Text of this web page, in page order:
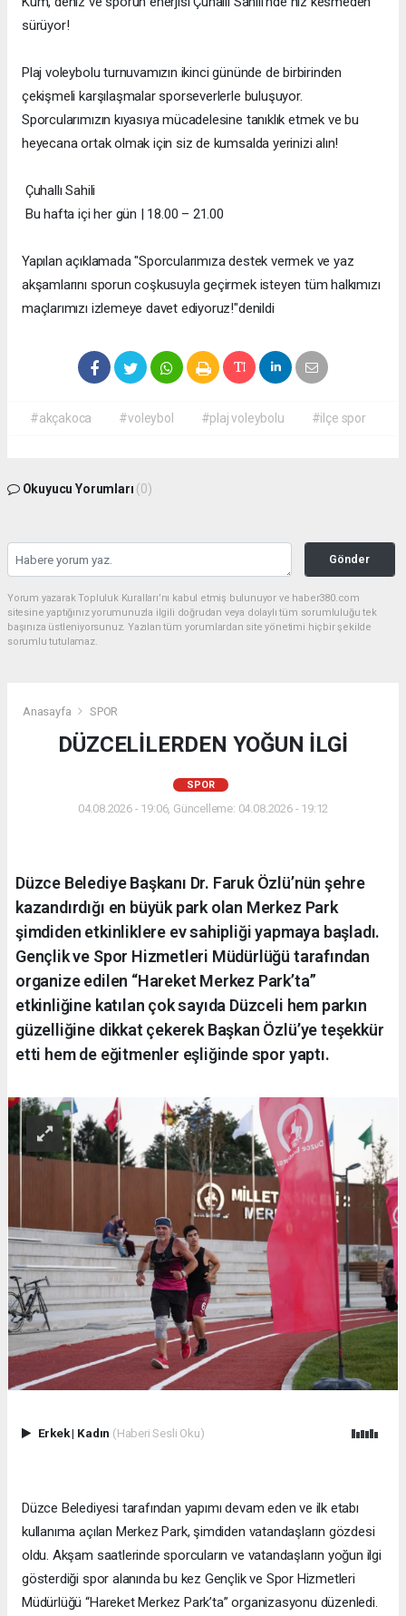
sürüyor!
Plaj voleybolu turnuvamızın ikinci gününde de birbirinden
çekişmeli karşılaşmalar sporseverlerle buluşuyor.
Sporcularımızın kıyasıya mücadelesine tanıklık etmek ve bu
heyecana ortak olmak için siz de kumsalda yerinizi alın!
Çuhallı Sahili
Bu hafta içi her gün | 18.00 – 21.00
Yapılan açıklamada "Sporcularımıza destek vermek ve yaz
akşamlarını sporun coşkusuyla geçirmek isteyen tüm halkımızı
maçlarımızı izlemeye davet ediyoruz!"denildi
#akçakoca #voleybol #plaj voleybolu #ilçe spor
Okuyucu Yorumları (0)
Gönder
Yorum yazarak Topluluk Kuralları’nı kabul etmiş bulunuyor ve haber380.com
sitesine yaptığınız yorumunuzla ilgili doğrudan veya dolaylı tüm sorumluluğu tek
başınıza üstleniyorsunuz. Yazılan tüm yorumlardan site yönetimi hiçbir şekilde
sorumlu tutulamaz.
Anasayfa SPOR
DÜZCELİLERDEN YOĞUN İLGİ
SPOR
04.08.2026 - 19:06, Güncelleme: 04.08.2026 - 19:12
Düzce Belediye Başkanı Dr. Faruk Özlü’nün şehre
kazandırdığı en büyük park olan Merkez Park
şimdiden etkinliklere ev sahipliği yapmaya başladı.
Gençlik ve Spor Hizmetleri Müdürlüğü tarafından
organize edilen “Hareket Merkez Park’ta”
etkinliğine katılan çok sayıda Düzceli hem parkın
güzelliğine dikkat çekerek Başkan Özlü’ye teşekkür
etti hem de eğitmenler eşliğinde spor yaptı.
Erkek| Kadın (Haberi Sesli Oku)
Düzce Belediyesi tarafından yapımı devam eden ve ilk etabı
kullanıma açılan Merkez Park, şimdiden vatandaşların gözdesi
oldu. Akşam saatlerinde sporcuların ve vatandaşların yoğun ilgi
gösterdiği spor alanında bu kez Gençlik ve Spor Hizmetleri
Müdürlüğü “Hareket Merkez Park’ta” organizasyonu düzenledi.